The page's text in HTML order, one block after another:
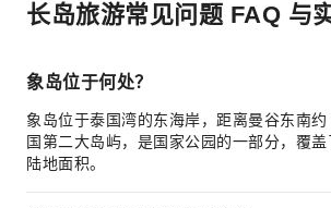
长岛旅游常见问题 FAQ 与
象岛位于何处？
象岛位于泰国湾的东海岸，距离曼谷东南
国第二大岛屿，是国家公园的一部分，覆
陆地面积。